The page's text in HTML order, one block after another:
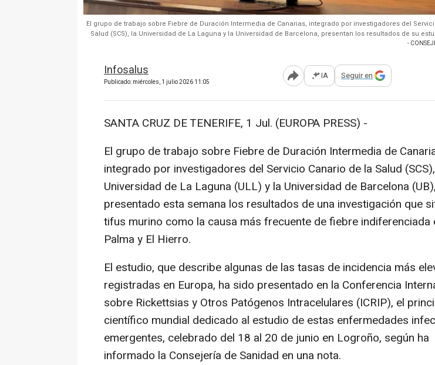
El grupo de trabajo sobre Fiebre de Duración Intermedia de Canarias, integrado por investigadores del
Salud (SCS), la Universidad de La Laguna y la Universidad de Barcelona, presentan los resultados de su
-
Infosalus
Publicado: miércoles, 1 julio 2026 11:05 Abrir opciones para compartir
IA Seguir en
SANTA CRUZ DE TENERIFE, 1 Jul. (EUROPA PRESS) -
El grupo de trabajo sobre Fiebre de Duración Intermedia de
integrado por investigadores del Servicio Canario de la Salud
Universidad de La Laguna (ULL) y la Universidad de Barcelona
presentado esta semana los resultados de una investigación que
tifus murino como la causa más frecuente de fiebre indiferenciada
Palma y El Hierro.
El estudio, que describe algunas de las tasas de incidencia más
registradas en Europa, ha sido presentado en la Conferencia
sobre Rickettsias y Otros Patógenos Intracelulares (ICRIP), el
científico mundial dedicado al estudio de estas enfermedades
emergentes, celebrado del 18 al 20 de junio en Logroño, según ha
informado la Consejería de Sanidad en una nota.